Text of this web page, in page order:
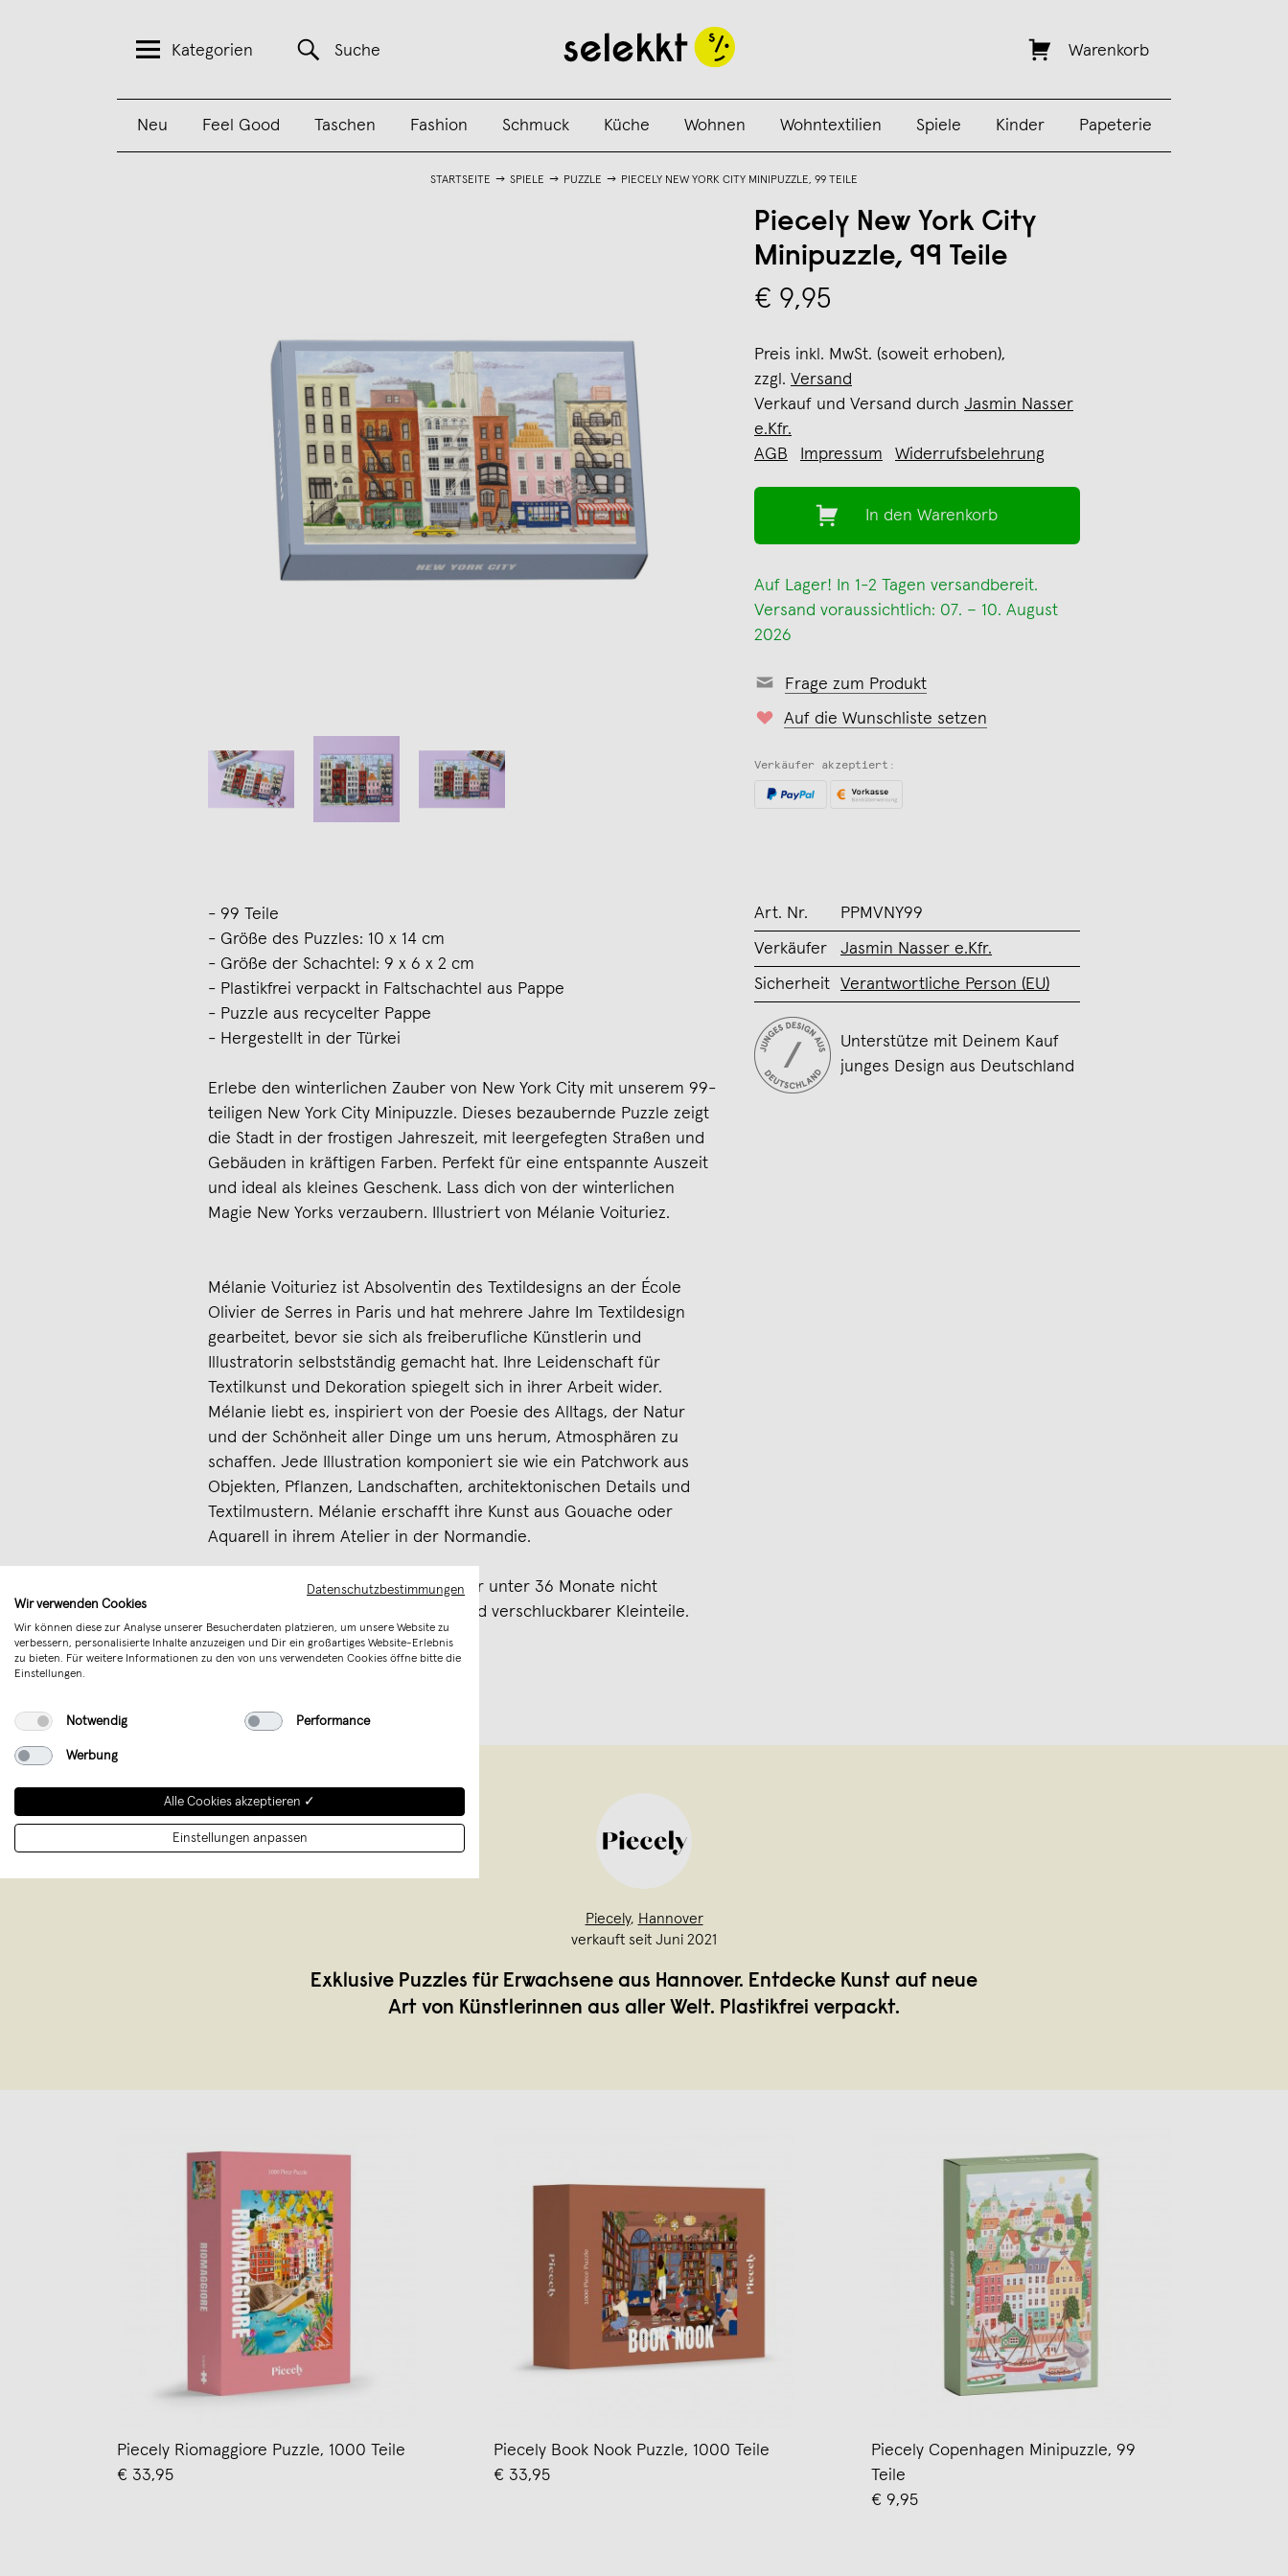
Kategorien Suche Warenkorb
Neu Feel Good Taschen Fashion Schmuck Küche Wohnen Wohntextilien Spiele Kinder Papeterie
STARTSEITE SPIELE PUZZLE PIECELY NEW YORK CITY MINIPUZZLE, 99 TEILE
Piecely New York City
Minipuzzle, 99 Teile
€ 9,95
Preis inkl. MwSt. (soweit erhoben),
zzgl. Versand
Verkauf und Versand durch Jasmin Nasser
e.Kfr.
AGB
Impressum Widerrufsbelehrung
In den Warenkorb
Auf Lager! In 1-2 Tagen versandbereit.
Versand voraussichtlich: 07. – 10. August
2026
Frage zum Produkt
Auf die Wunschliste setzen
Verkäufer akzeptiert:
- 99 Teile
- Größe des Puzzles: 10 x 14 cm
- Größe der Schachtel: 9 x 6 x 2 cm
- Plastikfrei verpackt in Faltschachtel aus Pappe
- Puzzle aus recycelter Pappe
- Hergestellt in der Türkei
Erlebe den winterlichen Zauber von New York City mit unserem 99-
teiligen New York City Minipuzzle. Dieses bezaubernde Puzzle zeigt
die Stadt in der frostigen Jahreszeit, mit leergefegten Straßen und
Gebäuden in kräftigen Farben. Perfekt für eine entspannte Auszeit
und ideal als kleines Geschenk. Lass dich von der winterlichen
Magie New Yorks verzaubern. Illustriert von Mélanie Voituriez.
Mélanie Voituriez ist Absolventin des Textildesigns an der École
Olivier de Serres in Paris und hat mehrere Jahre Im Textildesign
gearbeitet, bevor sie sich als freiberufliche Künstlerin und
Illustratorin selbstständig gemacht hat. Ihre Leidenschaft für
Textilkunst und Dekoration spiegelt sich in ihrer Arbeit wider.
Mélanie liebt es, inspiriert von der Poesie des Alltags, der Natur
und der Schönheit aller Dinge um uns herum, Atmosphären zu
schaffen. Jede Illustration komponiert sie wie ein Patchwork aus
Objekten, Pflanzen, Landschaften, architektonischen Details und
Textilmustern. Mélanie erschafft ihre Kunst aus Gouache oder
Aquarell in ihrem Atelier in der Normandie.
Achtung! Dieser Artikel ist für Kinder unter 36 Monate nicht
geeignet. Erstickungsgefahr aufgrund verschluckbarer Kleinteile.
Merken
Art. Nr. PPMVNY99
Verkäufer Jasmin Nasser e.Kfr.
Sicherheit Verantwortliche Person (EU)
Unterstütze mit Deinem Kauf
junges Design aus Deutschland
Piecely, Hannover
verkauft seit Juni 2021
Exklusive Puzzles für Erwachsene aus Hannover. Entdecke Kunst auf neue
Art von Künstlerinnen aus aller Welt. Plastikfrei verpackt.
Piecely Riomaggiore Puzzle, 1000 Teile
€ 33,95
Piecely Book Nook Puzzle, 1000 Teile
€ 33,95
Piecely Copenhagen Minipuzzle, 99
Teile
€ 9,95
Datenschutzbestimmungen
Wir verwenden Cookies
Wir können diese zur Analyse unserer Besucherdaten platzieren, um unsere Website zu
verbessern, personalisierte Inhalte anzuzeigen und Dir ein großartiges Website-Erlebnis
zu bieten. Für weitere Informationen zu den von uns verwendeten Cookies öffne bitte die
Einstellungen.
Notwendig Performance
Werbung
Alle Cookies akzeptieren ✓
Einstellungen anpassen